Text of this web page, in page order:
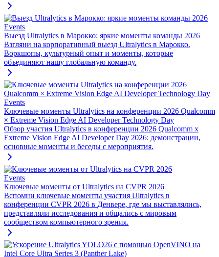
Events
Выезд Ultralytics в Марокко: яркие моменты команды 2026
Взгляни на корпоративный выезд Ultralytics в Марокко.
Воркшопы, культурный опыт и моменты, которые
объединяют нашу глобальную команду.
Events
Ключевые моменты Ultralytics на конференции 2026 Qualcomm
× Extreme Vision Edge AI Developer Technology Day
Обзор участия Ultralytics в конференции 2026 Qualcomm x
Extreme Vision Edge AI Developer Day 2026: демонстрации,
основные моменты и беседы с мероприятия.
Events
Ключевые моменты от Ultralytics на CVPR 2026
Вспомни ключевые моменты участия Ultralytics в
конференции CVPR 2026 в Денвере, где мы выставлялись,
представляли исследования и общались с мировым
сообществом компьютерного зрения.